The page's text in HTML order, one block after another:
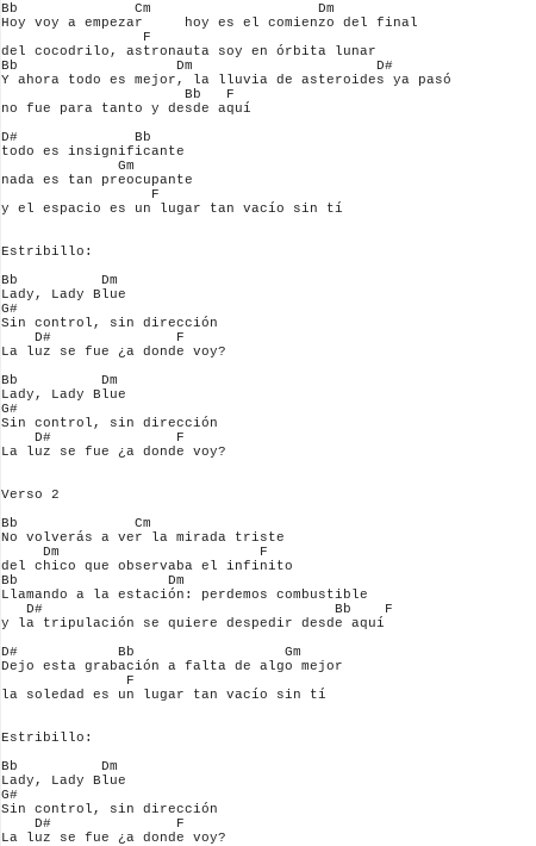
Bb              Cm                    Dm
Hoy voy a empezar     hoy es el comienzo del final
                 F
del cocodrilo, astronauta soy en órbita lunar
Bb                   Dm                      D#
Y ahora todo es mejor, la lluvia de asteroides ya pasó
                      Bb   F
no fue para tanto y desde aquí
D#              Bb
todo es insignificante
              Gm
nada es tan preocupante
                  F
y el espacio es un lugar tan vacío sin tí
Estribillo:
Bb          Dm
Lady, Lady Blue
G#
Sin control, sin dirección
    D#               F
La luz se fue ¿a donde voy?
Bb          Dm
Lady, Lady Blue
G#
Sin control, sin dirección
    D#               F
La luz se fue ¿a donde voy?
Verso 2
Bb              Cm
No volverás a ver la mirada triste
     Dm                        F
del chico que observaba el infinito
Bb                  Dm
Llamando a la estación: perdemos combustible
   D#                                   Bb    F
y la tripulación se quiere despedir desde aquí
D#            Bb                  Gm
Dejo esta grabación a falta de algo mejor
               F
la soledad es un lugar tan vacío sin tí
Estribillo:
Bb          Dm
Lady, Lady Blue
G#
Sin control, sin dirección
    D#               F
La luz se fue ¿a donde voy?